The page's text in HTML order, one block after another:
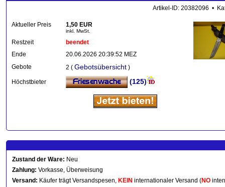
Artikel-ID: 20382096 •
Aktueller Preis 1,50 EUR
inkl. MwSt.
Restzeit
beendet
Ende
20.06.2026 20:39:52 MEZ
Gebote
2 ( Gebotsübersicht )
Höchstbieter (125)
Zustand der Ware: Neu
Zahlung: Vorkasse, Überweisung
Versand: Käufer trägt Versandspesen, KEIN internationaler Versand (NO